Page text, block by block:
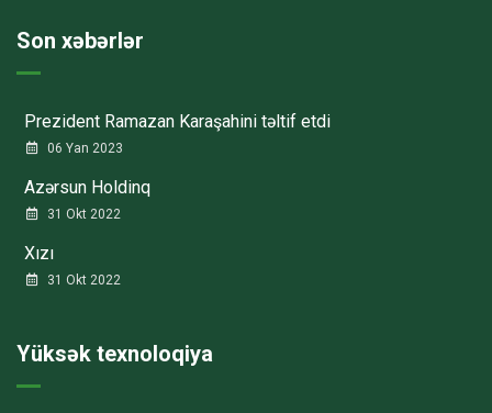
Son xəbərlər
Prezident Ramazan Karaşahini təltif etdi
06 Yan 2023
Azərsun Holdinq
31 Okt 2022
Xızı
31 Okt 2022
Yüksək texnoloqiya